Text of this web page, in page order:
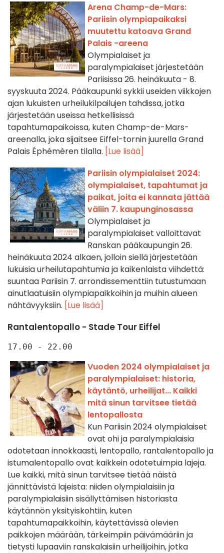
Arena Champ-de-Mars:
Pariisin olympiapaikaksi
muutettu katoava Grand
Palais -areena
Olympialaiset ja
paralympialaiset järjestetään
Pariisissa 26. heinäkuuta - 8.
syyskuuta 2024. Pääkaupunki sykkii useiden viikkojen
ajan lukuisten urheilukilpailujen tahdissa, jotka
järjestetään useissa hetkellisissä
tapahtumapaikoissa, kuten Champ-de-Mars-
areenalla, joka sijaitsee Eiffel-tornin juurella Grand
Palais Éphémèren tilalla. [Lue lisää]
Pariisin olympialaiset 2024:
olympialaiset, tapahtumat ja
paikat, joita ei kannata jättää
väliin 7. kaupunginosassa
Olympialaiset ja
paralympialaiset valloittavat
Ranskan pääkaupungin 26.
heinäkuuta 2024 alkaen, jolloin siellä järjestetään
lukuisia urheilutapahtumia ja kaikenlaista viihdettä:
suuntaa Pariisin 7. arrondissementtiin tutustumaan
ainutlaatuisiin olympiapaikkoihin ja muihin alueen
nähtävyyksiin. [Lue lisää]
Rantalentopallo - Stade Tour Eiffel
17.00 - 22.00
Vuoden 2024 olympialaiset ja
paralympialaiset: historia,
käytäntö, urheilijat... Kaikki
mitä sinun tarvitsee tietää
lentopallosta
Kun Pariisin 2024 olympialaiset
ovat ohi ja paralympialaisia
odotetaan innokkaasti, lentopallo, rantalentopallo ja
istumalentopallo ovat kaikkein odotetuimpia lajeja.
Lue kaikki, mitä sinun tarvitsee tietää näistä
jännittävistä lajeista: niiden olympialaisiin ja
paralympialaisiin sisällyttämisen historiasta
käytännön yksityiskohtiin, kuten
tapahtumapaikkoihin, käytettävissä olevien
paikkojen määrään, tärkeimpiin päivämääriin ja
tietysti lupaaviin ranskalaisiin urheilijoihin, jotka